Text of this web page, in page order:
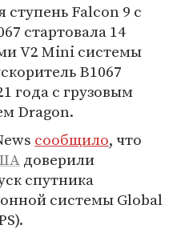
ступень Falcon 9 с
стартовала 14
V2 Mini системы
B1067
года с грузовым
Dragon.
сообщило, что
доверили
спутника
системы Global